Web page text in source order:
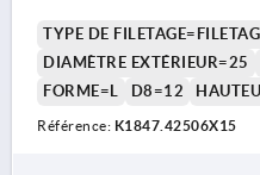
TYPE DE
DIAMÈTRE EXTÉRIEUR=25
FORME=L
D8=12
Référence: K1847.42506X15